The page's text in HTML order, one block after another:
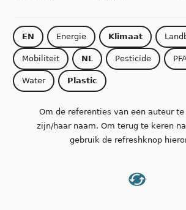
EN Energie Klimaat
Mobiliteit NL Pesticide
Water Plastic
Om de referenties van een auteur
zijn/haar naam. Om terug te keren
gebruik de refreshknop